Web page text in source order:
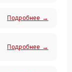
Подробнее →
Подробнее →